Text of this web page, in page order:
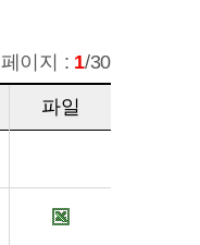
페이지 : 1/30
파일